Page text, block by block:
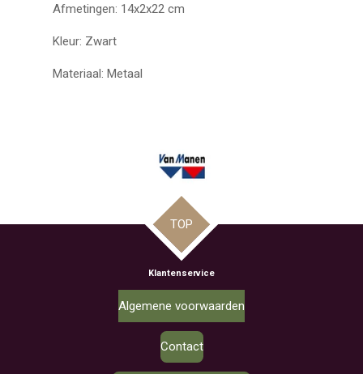
Afmetingen: 14x2x22 cm
Kleur: Zwart
Materiaal: Metaal
TOP
Klantenservice
Algemene voorwaarden
Contact